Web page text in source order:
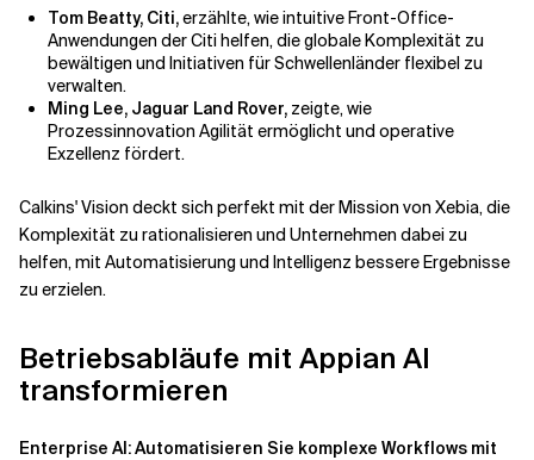
Tom Beatty, Citi,erzählte, wie intuitive Front-Office-
Anwendungen der Citi helfen, die globale Komplexität zu
bewältigen und Initiativen für Schwellenländer flexibel zu
verwalten.
Ming Lee, Jaguar Land Rover, zeigte, wie
Prozessinnovation Agilität ermöglicht und operative
Exzellenz fördert.
Calkins' Vision deckt sich perfekt mit der Mission von Xebia, die
Komplexität zu rationalisieren und Unternehmen dabei zu
helfen, mit Automatisierung und Intelligenz bessere Ergebnisse
zu erzielen.
Betriebsabläufe mit Appian AI
transformieren
Enterprise AI: Automatisieren Sie komplexe Workflows mit